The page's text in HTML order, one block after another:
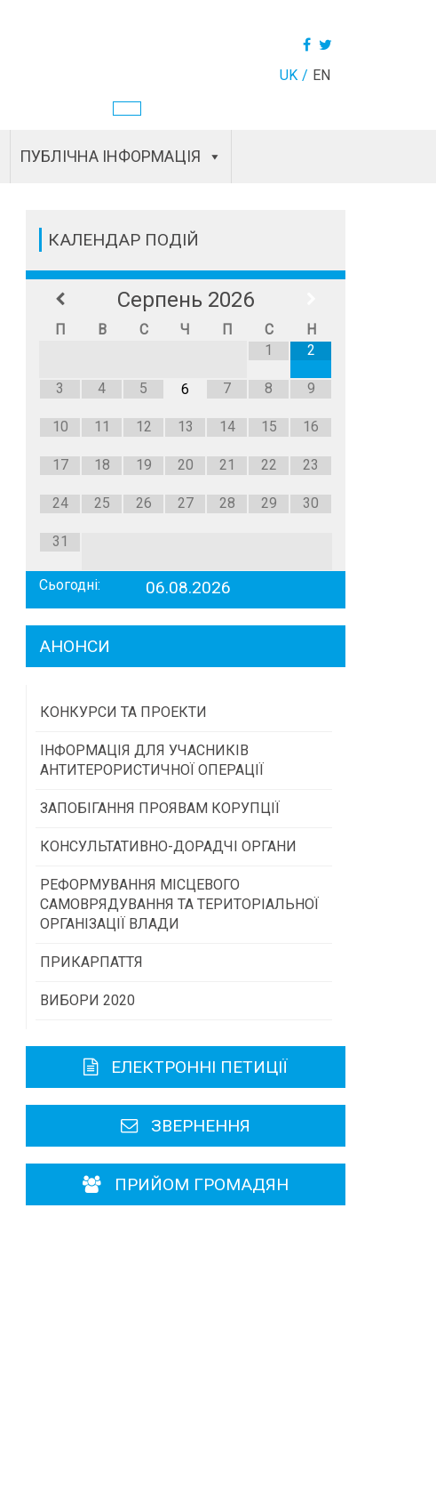
UK EN
ПУБЛІЧНА ІНФОРМАЦІЯ
КАЛЕНДАР ПОДІЙ
Серпень 2026
П В С Ч П С
Н
1
2
3 4 5 6 7 8 9
10 11 12 13 14 15 16
17 18 19 20 21 22 23
24 25 26 27 28 29 30
31
Сьогодні: 06.08.2026
АНОНСИ
КОНКУРСИ ТА ПРОЕКТИ
Конкурс проектів та програм місцевого
самоврядування
суспільства
Програми/конкурси МТД
ІНФОРМАЦІЯ ДЛЯ УЧАСНИКІВ
АНТИТЕРОРИСТИЧНОЇ ОПЕРАЦІЇ
ЗАПОБІГАННЯ ПРОЯВАМ КОРУПЦІЇ
КОНСУЛЬТАТИВНО-ДОРАДЧІ ОРГАНИ
Консультативна рада
РЕФОРМУВАННЯ МІСЦЕВОГО
САМОВРЯДУВАННЯ ТА ТЕРИТОРІАЛЬНОЇ
ОРГАНІЗАЦІЇ ВЛАДИ
ПРИКАРПАТТЯ
Історична довідка
Карта області
Районні, міські ради
ВИБОРИ 2020
ЕЛЕКТРОННІ ПЕТИЦІЇ
ЗВЕРНЕННЯ
ПРИЙОМ ГРОМАДЯН